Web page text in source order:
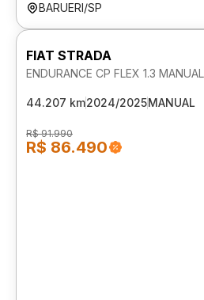
BARUERI/SP
FIAT STRADA
ENDURANCE CP FLEX 1.3 MANUAL
44.207 km2024/2025MANUAL
R$ 91.990
R$ 86.490